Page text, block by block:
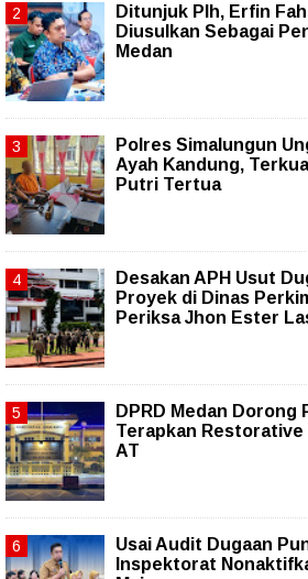
Ditunjuk Plh, Erfin
Diusulkan Sebagai
Medan
Polres Simalungun
Ayah Kandung,
Putri Tertua
Desakan APH Usut
Proyek di Dinas
Periksa Jhon Ester
DPRD Medan Dorong
Terapkan Restorative
AT
Usai Audit Dugaan
Inspektorat